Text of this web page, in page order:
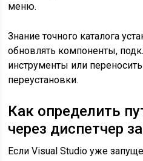
меню.
Знание точного каталога
обновлять компоненты,
инструменты или
переустановки.
Как определить
через диспетчер
Если Visual Studio уже